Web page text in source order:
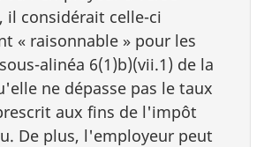
considérait celle-ci
« raisonnable » pour les
alinéa 6(1)b)(vii.1) de la
ne dépasse pas le taux
aux fins de l'impôt
De plus, l'employeur peut